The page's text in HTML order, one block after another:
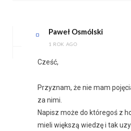
Paweł Osmólski
1 ROK AGO
Cześć,
Przyznam, że nie mam
za nimi.
Napisz może do któregoś z
mieli większą wiedzę i tak